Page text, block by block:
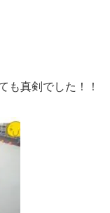
も真剣でした！！